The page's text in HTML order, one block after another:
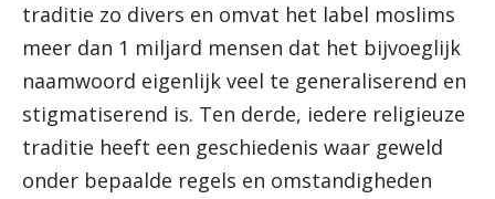
traditie zo divers en omvat het label moslims
meer dan 1 miljard mensen dat het bijvoeglijk
naamwoord eigenlijk veel te generaliserend en
stigmatiserend is. Ten derde, iedere religieuze
traditie heeft een geschiedenis waar geweld
onder bepaalde regels en omstandigheden